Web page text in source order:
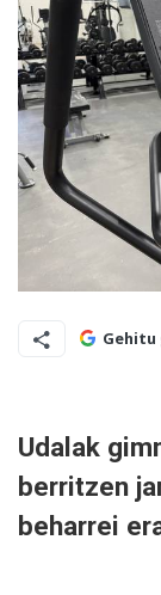
Gehitu
Udalak
berritzen
beharrei